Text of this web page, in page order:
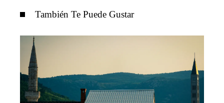
También Te Puede Gustar